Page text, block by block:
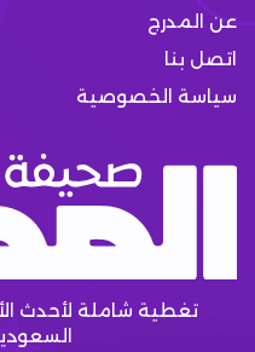
عن المدرج
اتصل بنا
سياسة الخصوصية
تغطية شاملة لأحدث